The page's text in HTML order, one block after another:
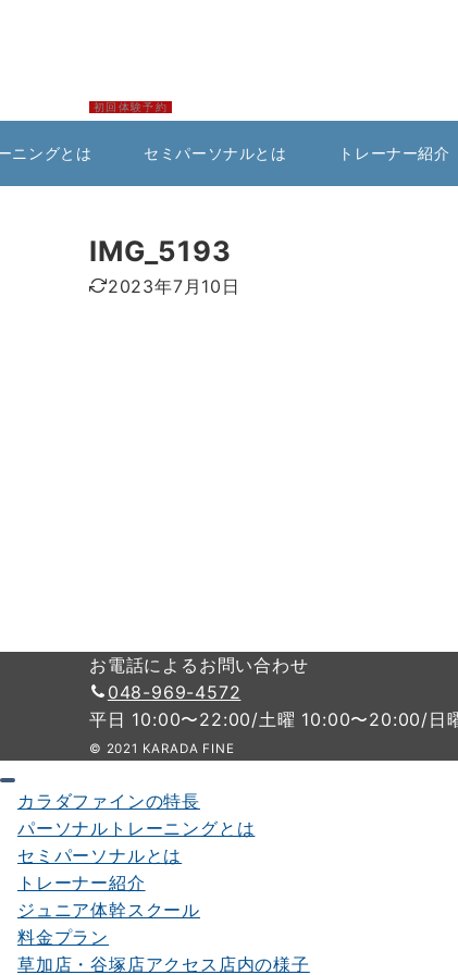
初回体験予約
ニングとは セミパーソナルとは トレーナー紹介
IMG_5193
2023年7月10日
お電話によるお問い合わせ
048-969-4572
平日 10:00〜22:00/土曜 10:00〜20:00/日
© 2021 KARADA FINE
カラダファインの特長
パーソナルトレーニングとは
セミパーソナルとは
トレーナー紹介
ジュニア体幹スクール
料金プラン
草加店・谷塚店アクセス店内の様子